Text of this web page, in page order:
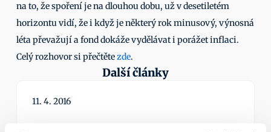
na to, že spoření je na dlouhou dobu, už v desetiletém
horizontu vidí, že i když je některý rok minusový, výnosná
léta převažují a fond dokáže vydělávat i porážet inflaci.
Celý rozhovor si přečtěte zde.
Další články
11. 4. 2016